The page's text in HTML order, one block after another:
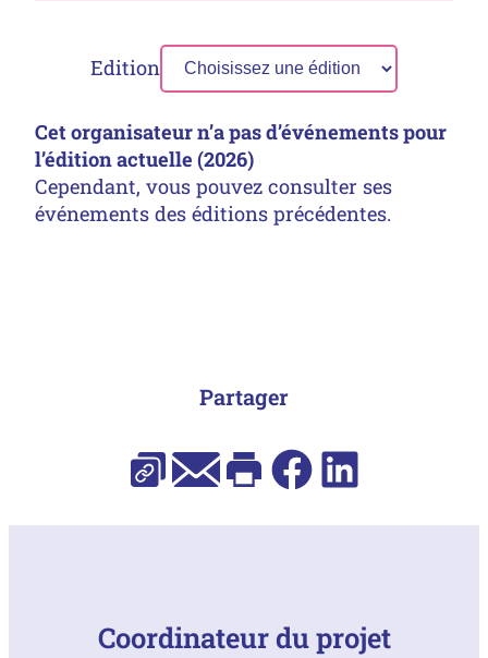
Edition
Cet organisateur n’a pas d’événements pour
l’édition actuelle (2026)
Cependant, vous pouvez consulter ses
événements des éditions précédentes.
Partager
Copier l’URL
E-mailImprimerFacebookLinkedIn
Coordinateur du projet